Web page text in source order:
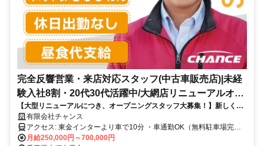
完全反響営業・来店対応スタッフ(中古車販売店)|未経
験入社8割・20代30代活躍中/大網店リニューアルオー
プン
【大型リニューアルにつき、オープニングスタッフ大募集！】新しく生
まれ変わるチャンス大網店で、一緒にスタートしませんか？未経験入社
8割。お客様の「ありがとう」と収入アップを実現できる仕事です！
有限会社チャンス
アクセス: 東金インターより車で10分 ・車通勤OK（無料駐車場完
備） ・交通費規定内支給
月給250,000円～700,000円